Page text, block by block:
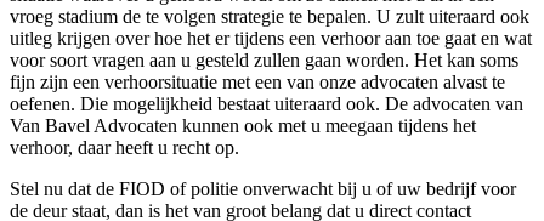
vroeg stadium de te volgen strategie te bepalen. U zult uiteraard ook
uitleg krijgen over hoe het er tijdens een verhoor aan toe gaat en wat
voor soort vragen aan u gesteld zullen gaan worden. Het kan soms
fijn zijn een verhoorsituatie met een van onze advocaten alvast te
oefenen. Die mogelijkheid bestaat uiteraard ook. De advocaten van
Van Bavel Advocaten kunnen ook met u meegaan tijdens het
verhoor, daar heeft u recht op.
Stel nu dat de FIOD of politie onverwacht bij u of uw bedrijf voor
de deur staat, dan is het van groot belang dat u direct contact